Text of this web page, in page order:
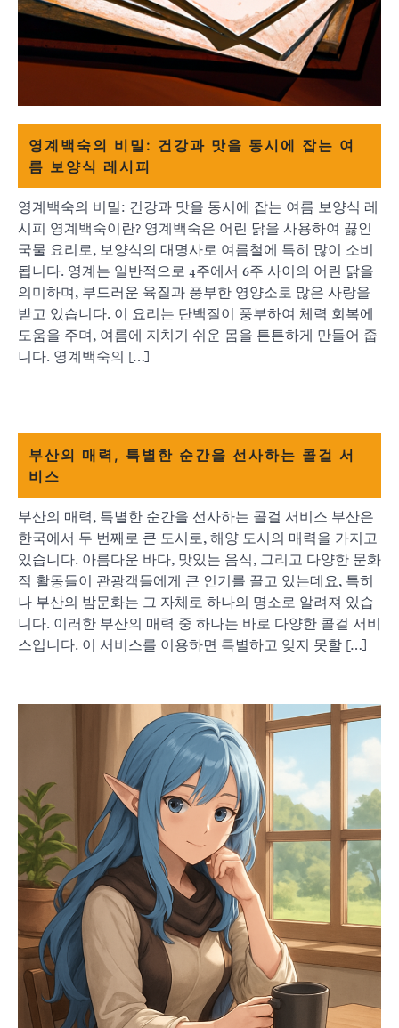
영계백숙의 비밀: 건강과 맛을 동시에 잡는 여
름 보양식 레시피
영계백숙의 비밀: 건강과 맛을 동시에 잡는 여름 보양식 레
시피 영계백숙이란? 영계백숙은 어린 닭을 사용하여 끓인
국물 요리로, 보양식의 대명사로 여름철에 특히 많이 소비
됩니다. 영계는 일반적으로 4주에서 6주 사이의 어린 닭을
의미하며, 부드러운 육질과 풍부한 영양소로 많은 사랑을
받고 있습니다. 이 요리는 단백질이 풍부하여 체력 회복에
도움을 주며, 여름에 지치기 쉬운 몸을 튼튼하게 만들어 줍
니다. 영계백숙의 […]
부산의 매력, 특별한 순간을 선사하는 콜걸 서
비스
부산의 매력, 특별한 순간을 선사하는 콜걸 서비스 부산은
한국에서 두 번째로 큰 도시로, 해양 도시의 매력을 가지고
있습니다. 아름다운 바다, 맛있는 음식, 그리고 다양한 문화
적 활동들이 관광객들에게 큰 인기를 끌고 있는데요, 특히
나 부산의 밤문화는 그 자체로 하나의 명소로 알려져 있습
니다. 이러한 부산의 매력 중 하나는 바로 다양한 콜걸 서비
스입니다. 이 서비스를 이용하면 특별하고 잊지 못할 […]